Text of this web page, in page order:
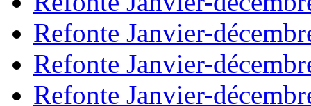
Refonte Janvier-
Refonte Janvier-
Refonte Janvier-